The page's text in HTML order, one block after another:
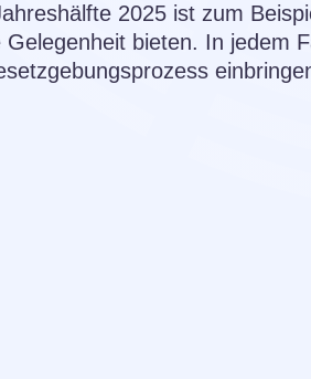
2025 ist zum
Gelegenheit bieten. In jedem